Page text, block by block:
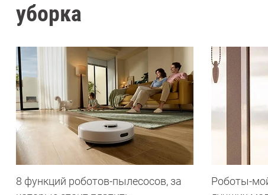
уборка
8 функций роботов-пылесосов, за
Роботы-